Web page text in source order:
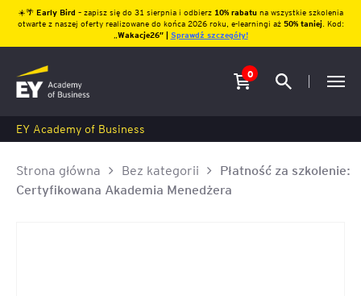
☀️🌴 Early Bird – zapisz się do 31 sierpnia i odbierz10% rabatu na wszystkie szkolenia
otwarte z naszej oferty realizowane do końca 2026 roku, e-learningi aż 50% taniej. Kod:
Wakacje26″ | Sprawdź szczegóły!
0
EY Academy of Business
Strona główna Bez kategorii
Płatność za szkolenie:
Certyfikowana Akademia Menedżera